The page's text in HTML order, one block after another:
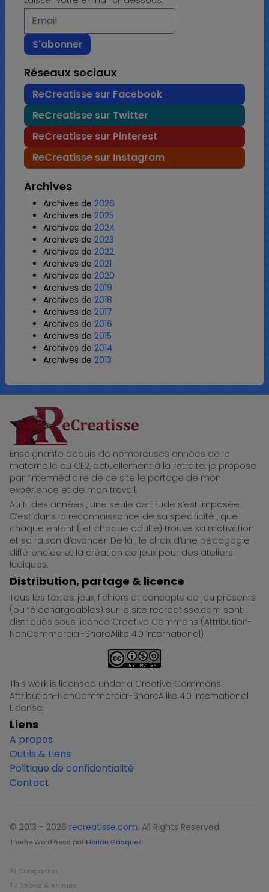
Réseaux sociaux
ReCreatisse sur Facebook
ReCreatisse sur Twitter
ReCreatisse sur Pinterest
ReCreatisse sur Instagram
Archives
Archives de 2026
Archives de 2025
Archives de 2024
Archives de 2023
Archives de 2022
Archives de 2021
Archives de 2020
Archives de 2019
Archives de 2018
Archives de 2017
Archives de 2016
Archives de 2015
Archives de 2014
Archives de 2013
ReCreatisse
Enseignante depuis de nombreuses années de la
maternelle au CE2, actuellement à la retraite, je propose
par l’intermédiaire de ce site le partage de mon
expérience et de mon travail.
Au fil des années , une seule certitude s’est imposée :
C’est dans la reconnaissance de sa spécificité , que
chaque enfant ( et chaque adulte) trouve sa motivation
et sa raison d’avancer .De là , le choix d’une pédagogie
différenciée et la création de jeux pour des ateliers
ludiques.
Distribution, partage & licence
Tous les textes, jeux, fichiers et concepts de jeu présents
(ou téléchargeables) sur le site recreatisse.com sont
distribués sous licence Creative Commons (Attribution-
NonCommercial-ShareAlike 4.0 International).
This work is licensed under a Creative Commons
Attribution-NonCommercial-ShareAlike 4.0 International
License.
Liens
A propos
Outils & Liens
Politique de confidentialité
Contact
© 2013 - 2026 recreatisse.com. All Rights Reserved.
Theme WordPress par Florian Gasquez.
AI Companion
TV Shows & Animes